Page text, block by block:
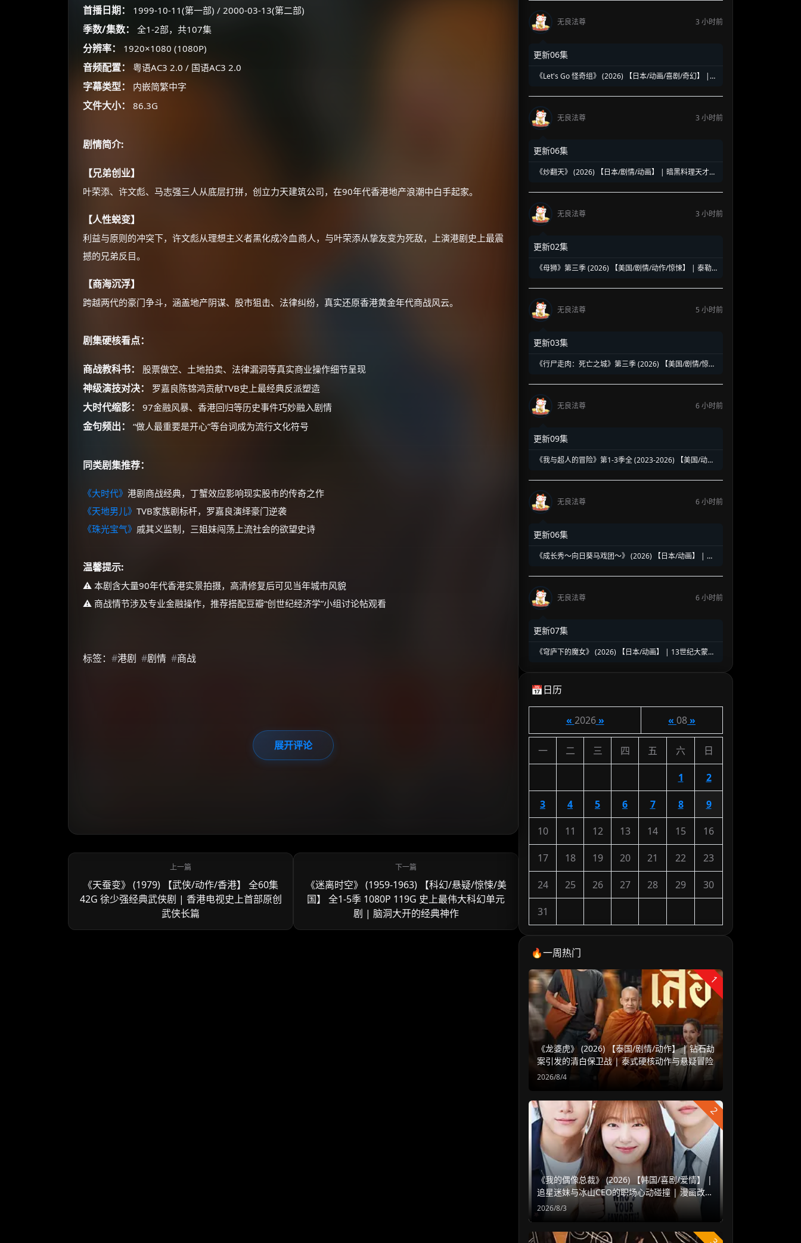
首播日期： 1999-10-11(第一部) / 2000-03-13(第二部)
季数/集数： 全1-2部，共107集
分辨率： 1920×1080 (1080P)
音频配置： 粤语AC3 2.0 / 国语AC3 2.0
字幕类型： 内嵌简繁中字
文件大小： 86.3G
剧情简介:
【兄弟创业】
叶荣添、许文彪、马志强三人从底层打拼，创立力天建筑公司，在90年代香港地产浪潮中白手起家。
【人性蜕变】
利益与原则的冲突下，许文彪从理想主义者黑化成冷血商人，与叶荣添从挚友变为死敌，上演港剧史上最震
撼的兄弟反目。
【商海沉浮】
跨越两代的豪门争斗，涵盖地产阴谋、股市狙击、法律纠纷，真实还原香港黄金年代商战风云。
剧集硬核看点：
商战教科书： 股票做空、土地拍卖、法律漏洞等真实商业操作细节呈现
神级演技对决： 罗嘉良陈锦鸿贡献TVB史上最经典反派塑造
大时代缩影： 97金融风暴、香港回归等历史事件巧妙融入剧情
金句频出： “做人最重要是开心”等台词成为流行文化符号
同类剧集推荐：
《大时代》 港剧商战经典，丁蟹效应影响现实股市的传奇之作
《天地男儿》 TVB家族剧标杆，罗嘉良演绎豪门逆袭
《珠光宝气》 戚其义监制，三姐妹闯荡上流社会的欲望史诗
温馨提示:
⚠️ 本剧含大量90年代香港实景拍摄，高清修复后可见当年城市风貌
⚠️ 商战情节涉及专业金融操作，推荐搭配豆瓣“创世纪经济学”小组讨论帖观看
标签： #港剧 #剧情 #商战
展开评论
《天蚕变》 (1979) 【武侠/动作/香港】 全60集
42G 徐少强经典武侠剧 | 香港电视史上首部原创
武侠长篇
《迷离时空》 (1959-1963) 【科幻/悬疑/惊悚/美
国】 全1-5季 1080P 119G 史上最伟大科幻单元
剧 | 脑洞大开的经典神作
无良法尊
3 小时前
更新06集
《Let's Go 怪奇组》 (2026) 【日本/动画/喜剧/奇幻】 |
诞喜剧
无良法尊
3 小时前
更新06集
《炒翻天》 (2026) 【日本/剧情/动画】 | 暗黑料理天才的
无良法尊 3 小时前
更新02集
《母狮》第三季 (2026) 【美国/剧情/动作/惊悚】 | 泰勒·
无良法尊 5 小时前
更新03集
《行尸走肉：死亡之城》第三季 (2026) 【美国/剧情/惊悚/
的末日恩怨新篇章
无良法尊
6 小时前
更新09集
《我与超人的冒险》第1-3季全 (2023-2026) 【美国/动画/
超人的热血纯爱日漫风神作
无良法尊
6 小时前
更新06集
《成长秀～向日葵马戏团～》 (2026) 【日本/动画】 | 昭
无良法尊 6 小时前
更新07集
《穹庐下的魔女》 (2026) 【日本/动画】 | 13世纪大蒙古
📅日历
« 2026» « 08»
一 二 三 四 五 六 日
1 2
3 4 5 6 7 8 9
10 11 12 13 14 15 16
17 18 19 20 21 22 23
24 25 26 27 28 29 30
31
🔥一周热门
1
《龙婆虎》 (2026) 【泰国/剧情/动作】 | 钻石劫
案引发的清白保卫战 | 泰式硬核动作与悬疑冒险
2026/8/4
2
《我的偶像总裁》 (2026) 【韩国/喜剧/爱情】 |
追星迷妹与冰山CEO的职场心动碰撞 | 漫画改编
浪漫甜宠新剧
2026/8/3
☕
如夸克12个月送14天 最低75元！